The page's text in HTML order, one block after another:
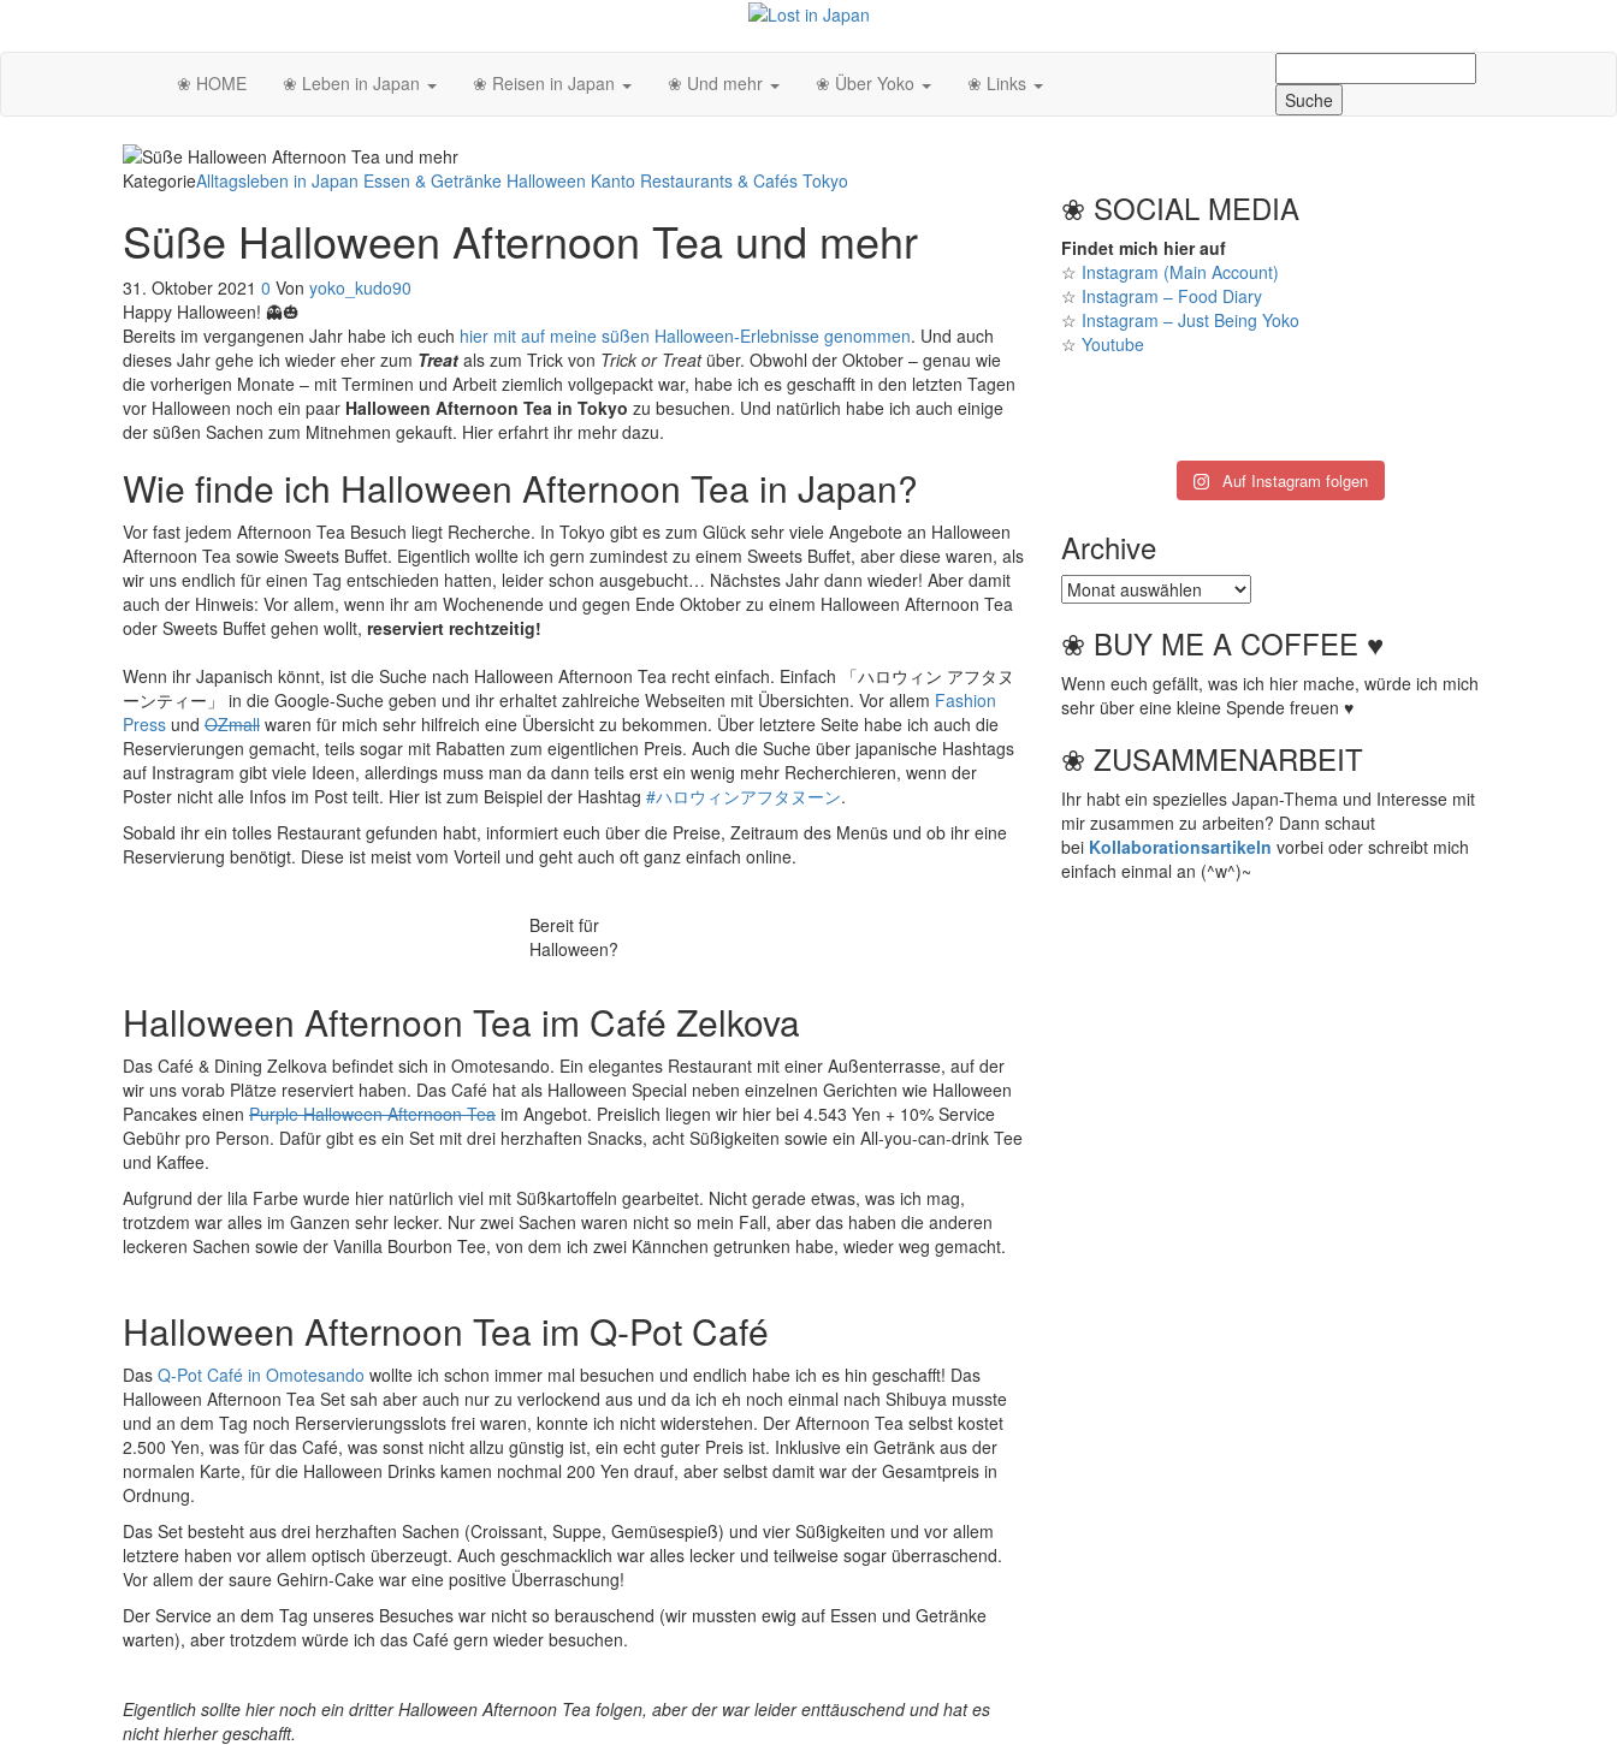
springen
❀ HOME
❀ Leben in Japan ❀ Reisen in Japan ❀ Und mehr ❀ Über Yoko ❀ Links
nach:
KategorieAlltagsleben in Japan Essen & Getränke Halloween Kanto Restaurants & Cafés Tokyo
Süße Halloween Afternoon Tea und mehr
31. Oktober 2021 0 Von yoko_kudo90
Happy Halloween! 👻🎃
Bereits im vergangenen Jahr habe ich euch hier mit auf meine süßen Halloween-Erlebnisse genommen. Und auch
dieses Jahr gehe ich wieder eher zum Treat als zum Trick von Trick or Treatüber. Obwohl der Oktober – genau wie
die vorherigen Monate – mit Terminen und Arbeit ziemlich vollgepackt war, habe ich es geschafft in den letzten Tagen
vor Halloween noch ein paar Halloween Afternoon Tea in Tokyo zu besuchen. Und natürlich habe ich auch einige
der süßen Sachen zum Mitnehmen gekauft. Hier erfahrt ihr mehr dazu.
Wie finde ich Halloween Afternoon Tea in Japan?
Vor fast jedem Afternoon Tea Besuch liegt Recherche. In Tokyo gibt es zum Glück sehr viele Angebote an Halloween
Afternoon Tea sowie Sweets Buffet. Eigentlich wollte ich gern zumindest zu einem Sweets Buffet, aber diese waren, als
wir uns endlich für einen Tag entschieden hatten, leider schon ausgebucht… Nächstes Jahr dann wieder! Aber damit
auch der Hinweis: Vor allem, wenn ihr am Wochenende und gegen Ende Oktober zu einem Halloween Afternoon Tea
oder Sweets Buffet gehen wollt, reserviert rechtzeitig!
Wenn ihr Japanisch könnt, ist die Suche nach Halloween Afternoon Tea recht einfach. Einfach 「ハロウィン アフタヌ
ーンティー」 in die Google-Suche geben und ihr erhaltet zahlreiche Webseiten mit Übersichten. Vor allem Fashion
Press und OZmall waren für mich sehr hilfreich eine Übersicht zu bekommen. Über letztere Seite habe ich auch die
Reservierungen gemacht, teils sogar mit Rabatten zum eigentlichen Preis. Auch die Suche über japanische Hashtags
auf Instragram gibt viele Ideen, allerdings muss man da dann teils erst ein wenig mehr Recherchieren, wenn der
Poster nicht alle Infos im Post teilt. Hier ist zum Beispiel der Hashtag #ハロウィンアフタヌーン.
Sobald ihr ein tolles Restaurant gefunden habt, informiert euch über die Preise, Zeitraum des Menüs und ob ihr eine
Reservierung benötigt. Diese ist meist vom Vorteil und geht auch oft ganz einfach online.
Bereit für
Halloween?
Halloween Afternoon Tea im Café Zelkova
Das Café & Dining Zelkova befindet sich in Omotesando. Ein elegantes Restaurant mit einer Außenterrasse, auf der
wir uns vorab Plätze reserviert haben. Das Café hat als Halloween Special neben einzelnen Gerichten wie Halloween
Pancakes einen Purple Halloween Afternoon Tea im Angebot. Preislich liegen wir hier bei 4.543 Yen + 10% Service
Gebühr pro Person. Dafür gibt es ein Set mit drei herzhaften Snacks, acht Süßigkeiten sowie ein All-you-can-drink Tee
und Kaffee.
Aufgrund der lila Farbe wurde hier natürlich viel mit Süßkartoffeln gearbeitet. Nicht gerade etwas, was ich mag,
trotzdem war alles im Ganzen sehr lecker. Nur zwei Sachen waren nicht so mein Fall, aber das haben die anderen
leckeren Sachen sowie der Vanilla Bourbon Tee, von dem ich zwei Kännchen getrunken habe, wieder weg gemacht.
Halloween Afternoon Tea im Q-Pot Café
Das Q-Pot Café in Omotesando wollte ich schon immer mal besuchen und endlich habe ich es hin geschafft! Das
Halloween Afternoon Tea Set sah aber auch nur zu verlockend aus und da ich eh noch einmal nach Shibuya musste
und an dem Tag noch Rerservierungsslots frei waren, konnte ich nicht widerstehen. Der Afternoon Tea selbst kostet
2.500 Yen, was für das Café, was sonst nicht allzu günstig ist, ein echt guter Preis ist. Inklusive ein Getränk aus der
normalen Karte, für die Halloween Drinks kamen nochmal 200 Yen drauf, aber selbst damit war der Gesamtpreis in
Ordnung.
Das Set besteht aus drei herzhaften Sachen (Croissant, Suppe, Gemüsespieß) und vier Süßigkeiten und vor allem
letztere haben vor allem optisch überzeugt. Auch geschmacklich war alles lecker und teilweise sogar überraschend.
Vor allem der saure Gehirn-Cake war eine positive Überraschung!
Der Service an dem Tag unseres Besuches war nicht so berauschend (wir mussten ewig auf Essen und Getränke
warten), aber trotzdem würde ich das Café gern wieder besuchen.
Eigentlich sollte hier noch ein dritter Halloween Afternoon Tea folgen, aber der war leider enttäuschend und hat es
nicht hierher geschafft.
❀ SOCIAL MEDIA
Findet mich hier auf
☆ Instagram (Main Account)
☆ Instagram – Food Diary
☆ Instagram – Just Being Yoko
☆ Youtube
Auf Instagram folgen
Archive
Archive
❀ BUY ME A COFFEE ♥
Wenn euch gefällt, was ich hier mache, würde ich mich
sehr über eine kleine Spende freuen ♥
❀ ZUSAMMENARBEIT
Ihr habt ein spezielles Japan-Thema und Interesse mit
mir zusammen zu arbeiten? Dann schaut
bei Kollaborationsartikeln vorbei oder schreibt mich
einfach einmal an (^w^)~